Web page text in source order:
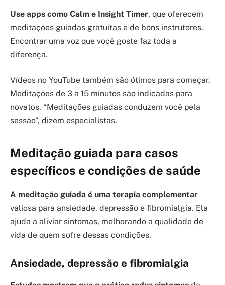
Use apps como Calm e Insight Timer, que oferecem
meditações guiadas gratuitas e de bons instrutores.
Encontrar uma voz que você goste faz toda a
diferença.
Vídeos no YouTube também são ótimos para começar.
Meditações de 3 a 15 minutos são indicadas para
novatos. “Meditações guiadas conduzem você pela
sessão”, dizem especialistas.
Meditação guiada para casos
específicos e condições de saúde
A meditação guiada é uma terapia complementar
valiosa para ansiedade, depressão e fibromialgia. Ela
ajuda a aliviar sintomas, melhorando a qualidade de
vida de quem sofre dessas condições.
Ansiedade, depressão e fibromialgia